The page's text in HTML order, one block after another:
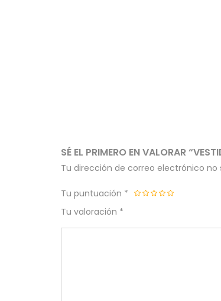
SÉ EL PRIMERO EN VALORAR
Tu dirección de correo electrónico no
Tu puntuación *
Tu valoración *